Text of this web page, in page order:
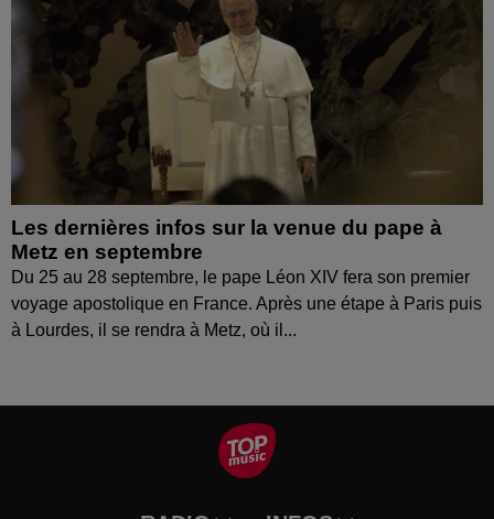
Les dernières infos sur la venue du pape à
Metz en septembre
Du 25 au 28 septembre, le pape Léon XIV fera son premier
voyage apostolique en France. Après une étape à Paris puis
à Lourdes, il se rendra à Metz, où il...